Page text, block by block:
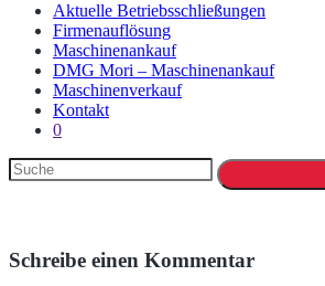
Aktuelle Betriebsschließungen
Firmenauflösung
Maschinenankauf
DMG Mori – Maschinenankauf
Maschinenverkauf
Kontakt
0
Schreibe einen Kommentar